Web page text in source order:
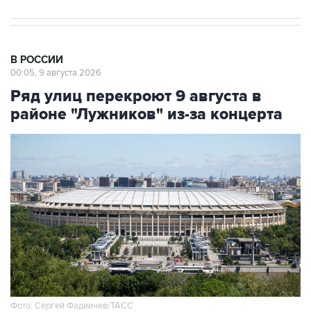
В РОССИИ
00:05, 9 августа 2026
Ряд улиц перекроют 9 августа в
районе "Лужников" из-за концерта
Фото: Сергей Фадеичев/ТАСС